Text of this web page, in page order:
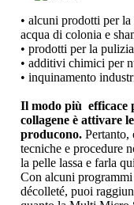
• alcuni prodotti per
acqua di colonia e
• prodotti per la
• additivi chimici per
• inquinamento
Il modo più efficace
collagene è attivare
producono.Pertanto,
tecniche e procedure
la pelle lassa e farla
Con alcuni
décolleté, puoi